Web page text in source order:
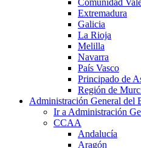
Extremadura
Galicia
La Rioja
Melilla
Navarra
País Vasco
Principado de
Región de
Administración General del
Ir a Administración
CCAA
Andalucía
Aragón